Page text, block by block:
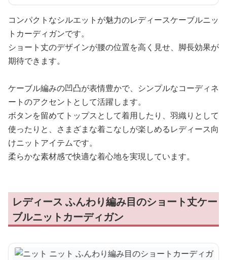
コンパクトなシルエットが魅力のレディースケーブルニッ
トカーディガンです。
ショート丈のデザインが腰の位置を高く見せ、脚長効果が
期待できます。
ケーブル編みの凹凸が表情豊かで、シンプルなコーディネ
ートのアクセントとして活躍します。
ボタンを留めてトップスとして着用したり、羽織りとして
使ったりと、さまざまな着こなしが楽しめるレディース向
けニットアイテムです。
柔らかな素材感で快適な着心地を実現しています。
レディース ふんわり編み目のショート丈ケー
ブルニットカーディガン